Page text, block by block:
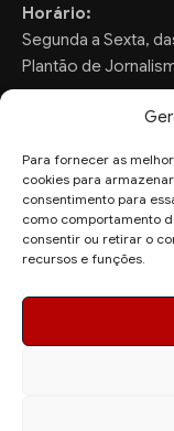
Para fornecer as
cookies para
consentimento para
como comportamento
consentir ou retirar o
recursos e funções.
Horário:
Segunda a Sexta,
Plantão de
FALE
Sugestões de
© 2026 AquiAgora -